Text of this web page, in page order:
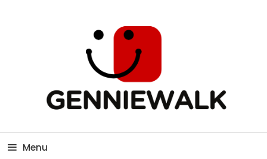
GennieWalk
Menu